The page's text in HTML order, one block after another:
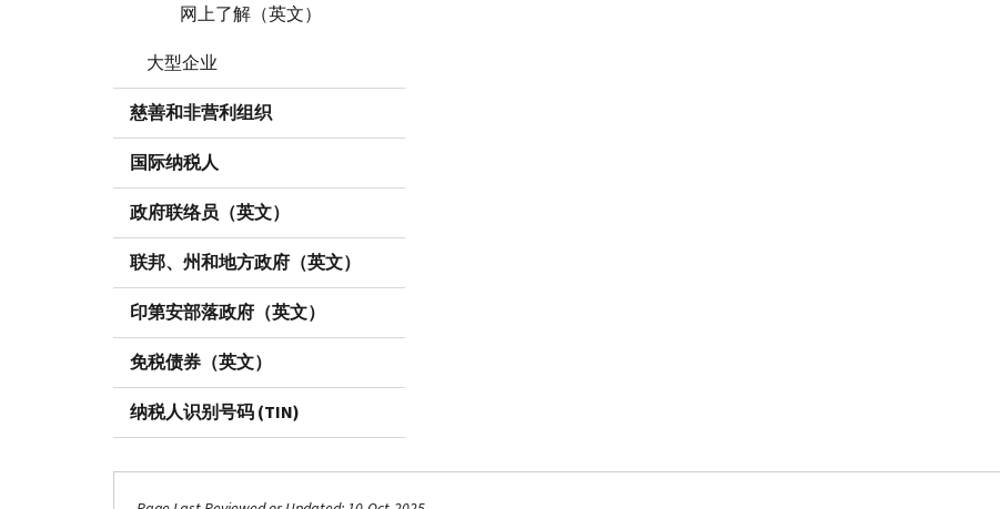
网上了解（英文）
大型企业
慈善和非营利组织
国际纳税人
政府联络员（英文）
联邦、州和地方政府（英文）
印第安部落政府（英文）
免税债券（英文）
纳税人识别号码 (TIN)